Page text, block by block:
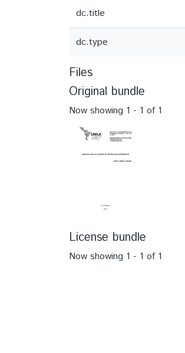
dc.title
dc.type
Files
Original bundle
Now showing 1 - 1 of 1
License bundle
Now showing 1 - 1 of 1